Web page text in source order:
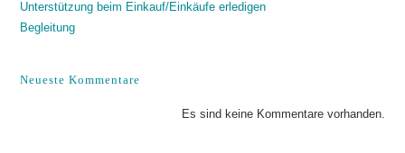
Unter­stüt­zung beim Einkauf/Einkäufe erledigen
Beglei­tung
Neueste Kommentare
Es sind keine Kommentare vorhanden.